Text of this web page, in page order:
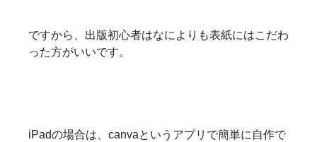
ですから、出版初心者はなによりも表紙にはこだわ
った方がいいです。
iPadの場合は、canvaというアプリで簡単に自作で